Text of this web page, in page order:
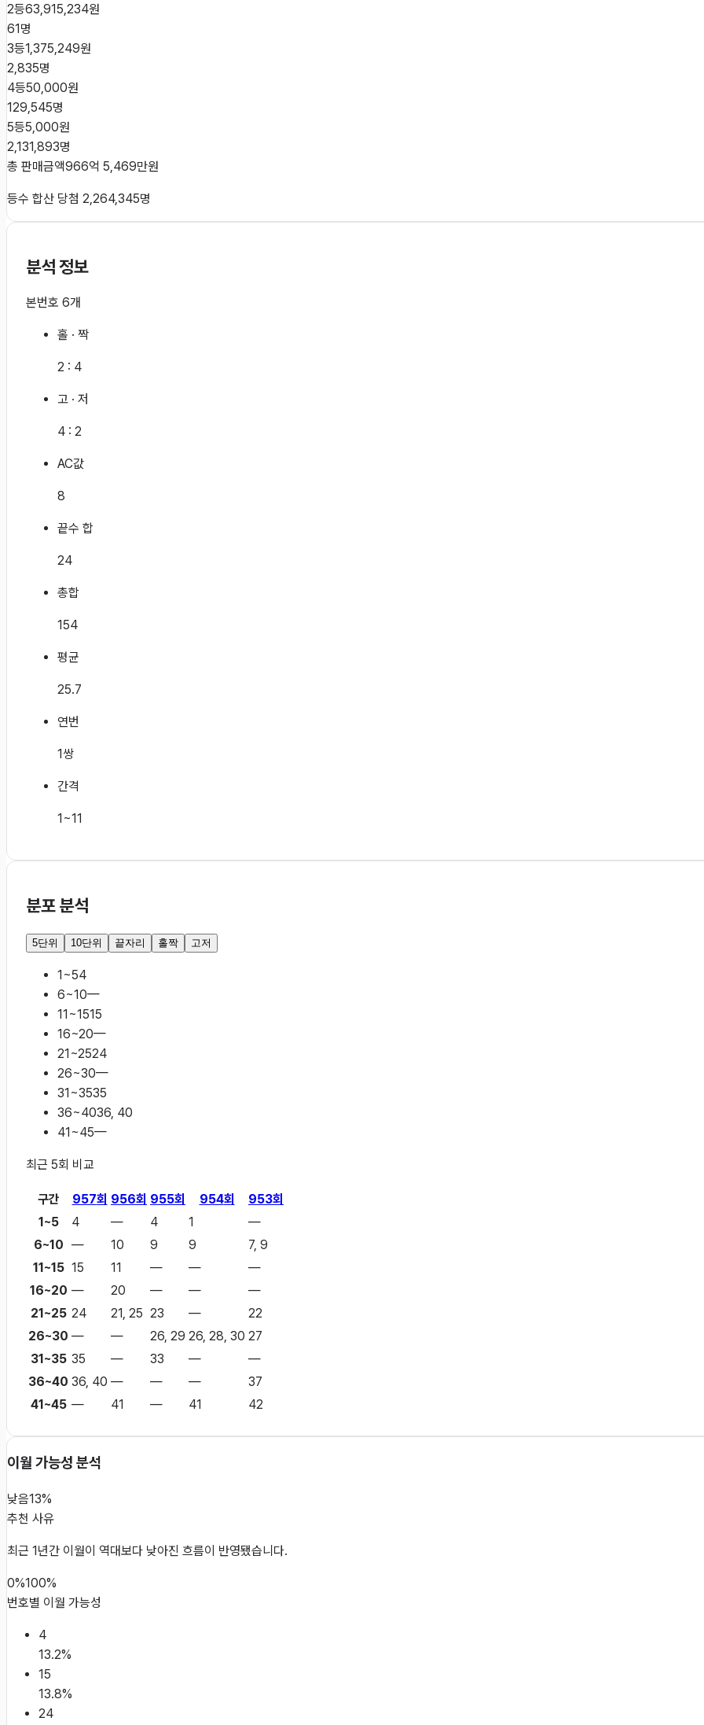
2등63,915,234원
61명
3등1,375,249원
2,835명
4등50,000원
129,545명
5등5,000원
2,131,893명
총 판매금액966억 5,469만원
등수 합산 당첨 2,264,345명
분석 정보
본번호 6개
홀 · 짝
2 : 4
고 · 저
4 : 2
AC값
8
끝수 합
24
총합
154
평균
25.7
연번
1쌍
간격
1~11
분포 분석
5단위 10단위 끝자리 홀짝 고저
1~54
6~10—
11~1515
16~20—
21~2524
26~30—
31~3535
36~4036, 40
41~45—
최근 5회 비교
구간 957회 956회 955회 954회 953회
1~5
4 — 4 1
—
6~10 — 10 9 9
7, 9
11~15 15 11 — —
—
16~20 — 20 — —
—
21~25 24 21, 25 23 —
22
26~30 — — 26, 29 26, 28, 30 27
31~35 35 — 33 —
—
36~40 36, 40 — — —
37
41~45 — 41 — 41 42
이월 가능성 분석
낮음13%
추천 사유
최근 1년간 이월이 역대보다 낮아진 흐름이 반영됐습니다.
0%100%
번호별 이월 가능성
4
13.2%
15
13.8%
24